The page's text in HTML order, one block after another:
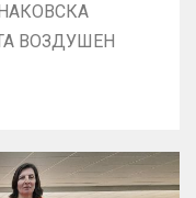
ВОЗДУШЕН